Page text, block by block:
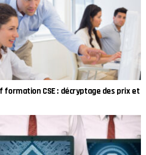
CSE : décryptage des prix et